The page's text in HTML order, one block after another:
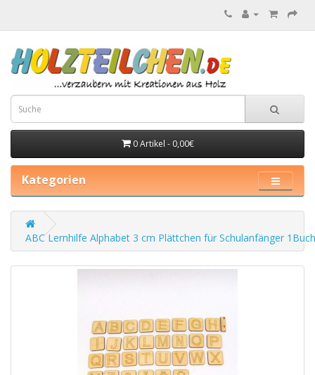
0 Artikel - 0,00€
Kategorien
ABC Lernhilfe Alphabet 3 cm Plättchen für Schulanfänger